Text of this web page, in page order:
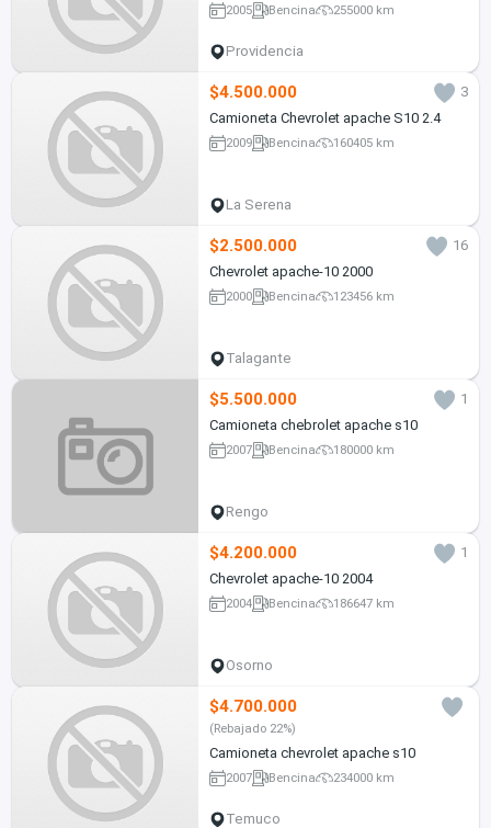
2005 Bencina 255000 km
Providencia
$4.500.000
3
Camioneta Chevrolet apache S10 2.4
2009 Bencina 160405 km
La Serena
$2.500.000
16
Chevrolet apache-10 2000
2000 Bencina 123456 km
Talagante
$5.500.000
1
Camioneta chebrolet apache s10
2007 Bencina 180000 km
Rengo
$4.200.000
1
Chevrolet apache-10 2004
2004 Bencina 186647 km
Osorno
$4.700.000
(Rebajado 22%)
Camioneta chevrolet apache s10
2007 Bencina 234000 km
Temuco